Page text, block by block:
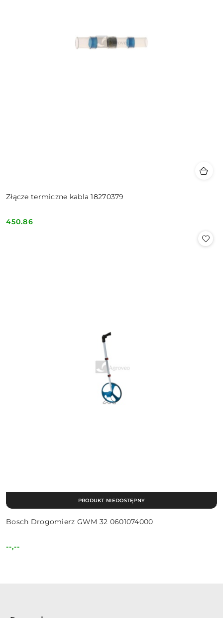
Złącze termiczne kabla 18270379
Cena:
450.86
Bosch Drogomierz GWM 32 0601074000
Cena:
--,--
PRODUKT NIEDOSTĘPNY